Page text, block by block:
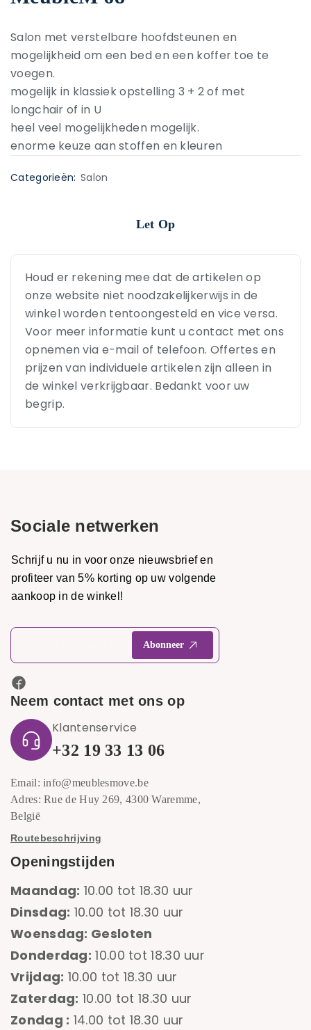
Salon met verstelbare hoofdsteunen en
mogelijkheid om een bed en een koffer toe te
voegen.
mogelijk in klassiek opstelling 3 + 2 of met
longchair of in U
heel veel mogelijkheden mogelijk.
enorme keuze aan stoffen en kleuren
Categorieën: Salon
Let Op
Houd er rekening mee dat de artikelen op
onze website niet noodzakelijkerwijs in de
winkel worden tentoongesteld en vice versa.
Voor meer informatie kunt u contact met ons
opnemen via e-mail of telefoon. Offertes en
prijzen van individuele artikelen zijn alleen in
de winkel verkrijgbaar. Bedankt voor uw
begrip.
Sociale netwerken
Schrijf u nu in voor onze nieuwsbrief en
profiteer van 5% korting op uw volgende
aankoop in de winkel!
Neem contact met ons op
Klantenservice
+32 19 33 13 06
Email: info@meublesmove.be
Adres: Rue de Huy 269, 4300 Waremme,
België
Routebeschrijving
Openingstijden
Maandag: 10.00 tot 18.30 uur
Dinsdag: 10.00 tot 18.30 uur
Woensdag: Gesloten
Donderdag: 10.00 tot 18.30 uur
Vrijdag: 10.00 tot 18.30 uur
Zaterdag: 10.00 tot 18.30 uur
Zondag : 14.00 tot 18.30 uur